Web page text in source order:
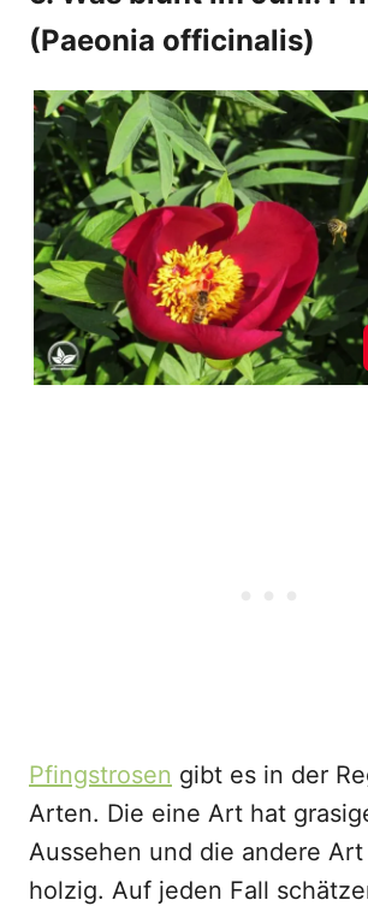
(Paeonia officinalis)
Pfingstrosen gibt es in der
Arten. Die eine Art hat
Aussehen und die andere
holzig. Auf jeden Fall